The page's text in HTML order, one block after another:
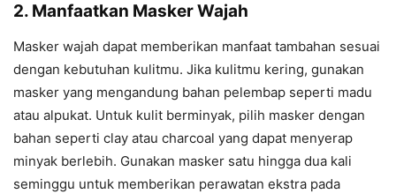
2. Manfaatkan Masker Wajah
Masker wajah dapat memberikan manfaat tambahan sesuai
dengan kebutuhan kulitmu. Jika kulitmu kering, gunakan
masker yang mengandung bahan pelembap seperti madu
atau alpukat. Untuk kulit berminyak, pilih masker dengan
bahan seperti clay atau charcoal yang dapat menyerap
minyak berlebih. Gunakan masker satu hingga dua kali
seminggu untuk memberikan perawatan ekstra pada